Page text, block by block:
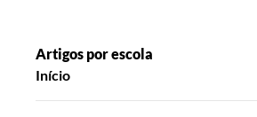
Artigos por escola
Início